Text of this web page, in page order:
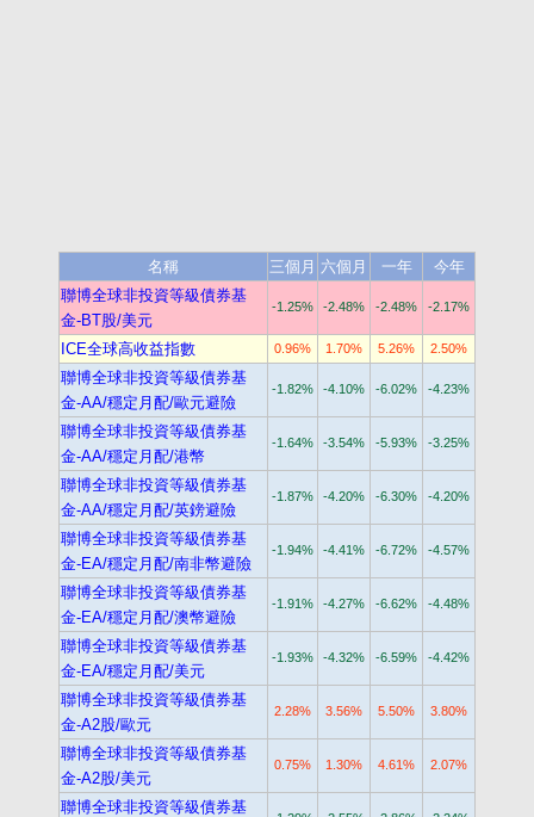
名稱 三個月 六個月 一年
今年
聯博全球非投資等級債券基
金-BT股/美元
-1.25% -2.48% -2.48% -2.17%
ICE全球高收益指數 0.96% 1.70% 5.26% 2.50%
聯博全球非投資等級債券基
金-AA/穩定月配/歐元避險
-1.82% -4.10% -6.02% -4.23%
聯博全球非投資等級債券基
金-AA/穩定月配/港幣
-1.64% -3.54% -5.93% -3.25%
聯博全球非投資等級債券基
金-AA/穩定月配/英鎊避險
-1.87% -4.20% -6.30% -4.20%
聯博全球非投資等級債券基
金-EA/穩定月配/南非幣避險
-1.94% -4.41% -6.72% -4.57%
聯博全球非投資等級債券基
金-EA/穩定月配/澳幣避險
-1.91% -4.27% -6.62% -4.48%
聯博全球非投資等級債券基
金-EA/穩定月配/美元
-1.93% -4.32% -6.59% -4.42%
聯博全球非投資等級債券基
金-A2股/歐元
2.28% 3.56% 5.50% 3.80%
聯博全球非投資等級債券基
金-A2股/美元
0.75% 1.30% 4.61% 2.07%
聯博全球非投資等級債券基